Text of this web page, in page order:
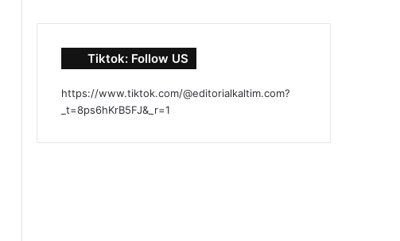
Tiktok: Follow US
https://www.tiktok.com/@editorialkaltim.com?
_t=8ps6hKrB5FJ&_r=1